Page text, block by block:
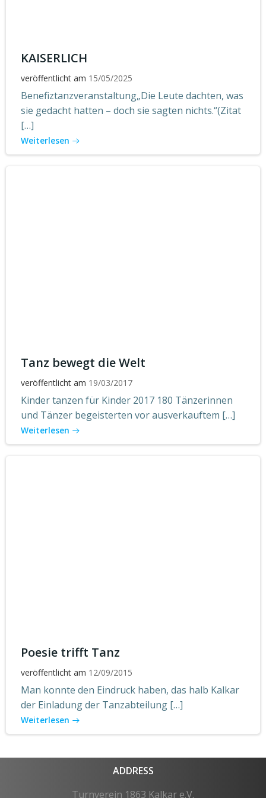
KAISERLICH
veröffentlicht am 15/05/2025
Benefiztanzveranstaltung„Die Leute dachten, was
sie gedacht hatten – doch sie sagten nichts.“(Zitat
[…]
Weiterlesen
Tanz bewegt die Welt
veröffentlicht am 19/03/2017
Kinder tanzen für Kinder 2017 180 Tänzerinnen
und Tänzer begeisterten vor ausverkauftem […]
Weiterlesen
Poesie trifft Tanz
veröffentlicht am 12/09/2015
Man konnte den Eindruck haben, das halb Kalkar
der Einladung der Tanzabteilung […]
Weiterlesen
ADDRESS
Turnverein 1863 Kalkar e.V.